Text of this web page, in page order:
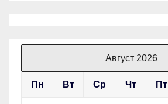
Август 2026
Пн Вт Ср Чт Пт